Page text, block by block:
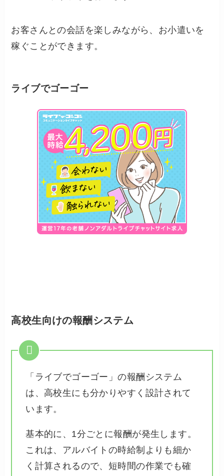
お客さんとの会話を楽しみながら、お小遣いを
稼ぐことができます。
ライブでゴーゴー
高校生向けの報酬システム
「ライブでゴーゴー」の報酬システム
は、高校生にも分かりやすく設計されて
います。
基本的に、1分ごとに報酬が発生します。
これは、アルバイトの時給制よりも細か
く計算されるので、短時間の作業でも確